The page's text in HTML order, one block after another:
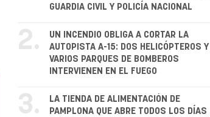
GUARDIA CIVIL Y POLICÍA NACIONAL
2.
UN INCENDIO OBLIGA A CORTAR LA
AUTOPISTA A-15: DOS HELICÓPTEROS Y
VARIOS PARQUES DE BOMBEROS
INTERVIENEN EN EL FUEGO
3.
LA TIENDA DE ALIMENTACIÓN DE
PAMPLONA QUE ABRE TODOS LOS DÍAS